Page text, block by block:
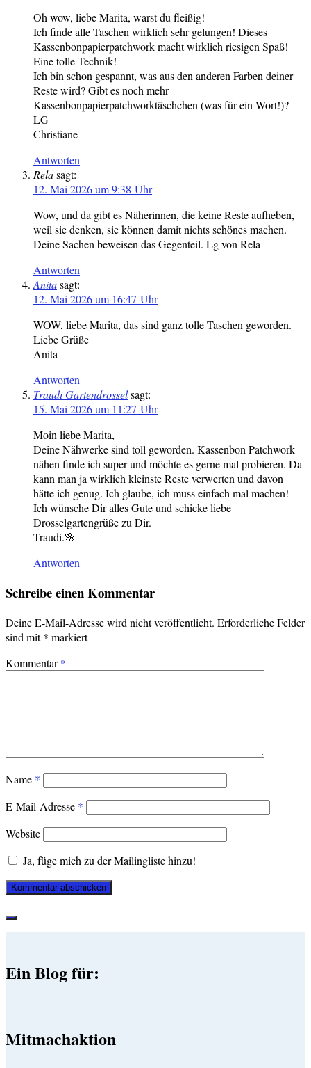
Oh wow, liebe Marita, warst du fleißig!
Ich finde alle Taschen wirklich sehr gelungen! Dieses
Kassenbonpapierpatchwork macht wirklich riesigen Spaß!
Eine tolle Technik!
Ich bin schon gespannt, was aus den anderen Farben deiner
Reste wird? Gibt es noch mehr
Kassenbonpapierpatchworktäschchen (was für ein Wort!)?
LG
Christiane
Antworten
Relasagt:
12. Mai 2026 um 9:38 Uhr
Wow, und da gibt es Näherinnen, die keine Reste aufheben,
weil sie denken, sie können damit nichts schönes machen.
Deine Sachen beweisen das Gegenteil. Lg von Rela
Antworten
Anitasagt:
12. Mai 2026 um 16:47 Uhr
WOW, liebe Marita, das sind ganz tolle Taschen geworden.
Liebe Grüße
Anita
Antworten
Traudi Gartendrosselsagt:
15. Mai 2026 um 11:27 Uhr
Moin liebe Marita,
Deine Nähwerke sind toll geworden. Kassenbon Patchwork
nähen finde ich super und möchte es gerne mal probieren. Da
kann man ja wirklich kleinste Reste verwerten und davon
hätte ich genug. Ich glaube, ich muss einfach mal machen!
Ich wünsche Dir alles Gute und schicke liebe
Drosselgartengrüße zu Dir.
Traudi.🌸
Antworten
Schreibe einen Kommentar
Deine E-Mail-Adresse wird nicht veröffentlicht. Erforderliche Felder
sind mit* markiert
Kommentar*
Name *
E-Mail-Adresse *
Website
Ja, füge mich zu der Mailingliste hinzu!
Ein Blog für:
Mitmachaktion